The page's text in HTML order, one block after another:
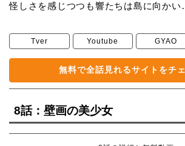
怪しさを感じつつも響たちは島に向かい
Tver Youtube GYAO
無料で全話見れるサイトをチ
8話：壁画の美少女